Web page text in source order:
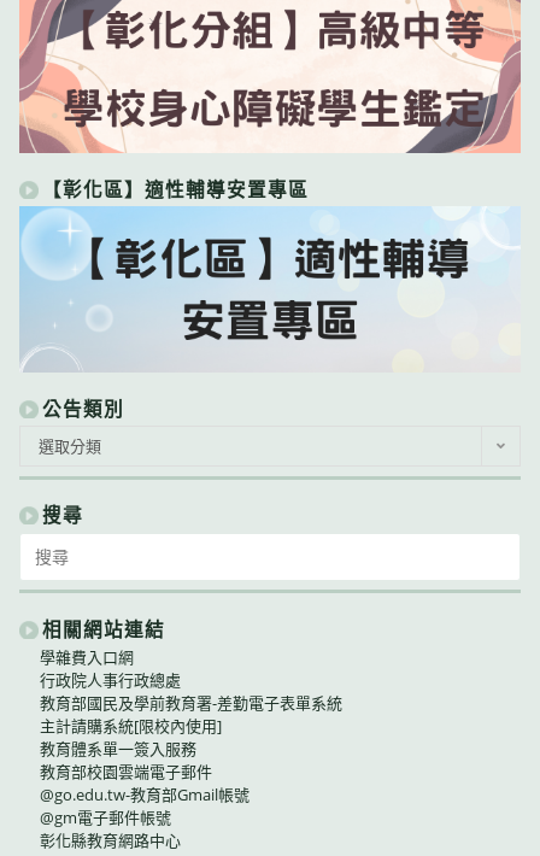
【彰化區】適性輔導安置專區
公告類別
類
別
選取分類
搜尋
for:
相關網站連結
學雜費入口網
行政院人事行政總處
教育部國民及學前教育署-差勤電子表單系統
主計請購系統[限校內使用]
教育體系單一簽入服務
教育部校園雲端電子郵件
@go.edu.tw-教育部Gmail帳號
@gm電子郵件帳號
彰化縣教育網路中心